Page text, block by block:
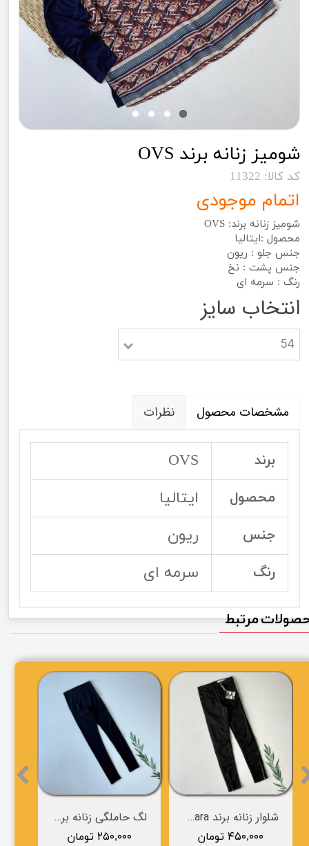
شومیز زنانه برند OVS
کد کالا: 11322
اتمام موجودی
شومیز زنانه برند: OVS
محصول :ایتالیا
جنس جلو : ریون
جنس پشت : نخ
رنگ : سرمه ای
انتخاب سایز
54
مشخصات محصول نظرات
برند OVS
محصول ایتالیا
جنس ریون
رنگ سرمه ای
لگ حاملگی زنانه برند esmara
۲۵۰,۰۰۰ تومان
شلوار زنانه برند esmara
۴۵۰,۰۰۰ تومان
مرتبط